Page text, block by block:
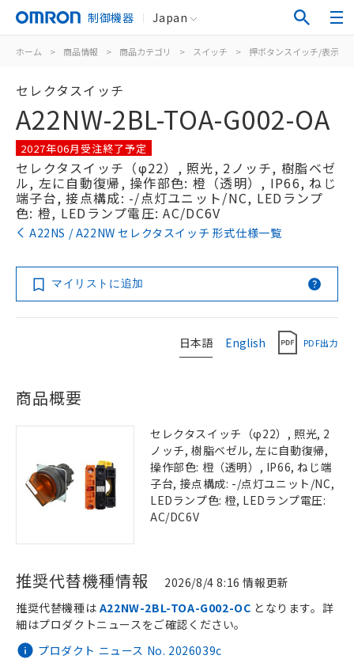
制御機器 Japan
ホーム > 商品情報 > 商品カテゴリ > スイッチ > 押ボタンスイッチ/表示灯
セレクタスイッチ
A22NW-2BL-TOA-G002-OA
2027年06月受注終了予定
セレクタスイッチ（φ22）, 照光, 2ノッチ, 樹脂ベゼ
ル, 左に自動復帰, 操作部色: 橙（透明）, IP66, ねじ
端子台, 接点構成: -/点灯ユニット/NC, LEDランプ
色: 橙, LEDランプ電圧: AC/DC6V
A22NS / A22NW セレクタスイッチ 形式仕様一覧
マイリストに追加
日本語 English PDF出力
商品概要
セレクタスイッチ（φ22）, 照光, 2
ノッチ, 樹脂ベゼル, 左に自動復帰,
操作部色: 橙（透明）, IP66, ねじ端
子台, 接点構成: -/点灯ユニット/NC,
LEDランプ色: 橙, LEDランプ電圧:
AC/DC6V
推奨代替機種情報 2026/8/4 8:16 情報更新
プロダクト ニュース No. 2026039c
推奨代替機種は A22NW-2BL-TOA-G002-OC となります。詳
細はプロダクトニュースをご確認ください。